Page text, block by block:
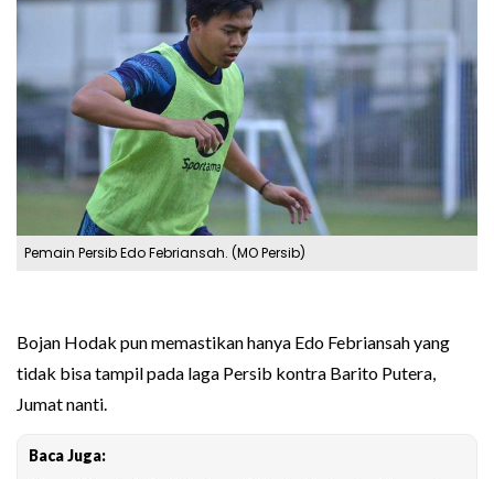
Pemain Persib Edo Febriansah. (MO Persib)
Bojan Hodak pun memastikan hanya Edo Febriansah yang
tidak bisa tampil pada laga Persib kontra Barito Putera,
Jumat nanti.
Baca Juga: